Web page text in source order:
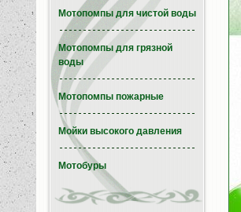
Мотопомпы для чистой воды
Мотопомпы для грязной
воды
Мотопомпы пожарные
Мойки высокого давления
Мотобуры